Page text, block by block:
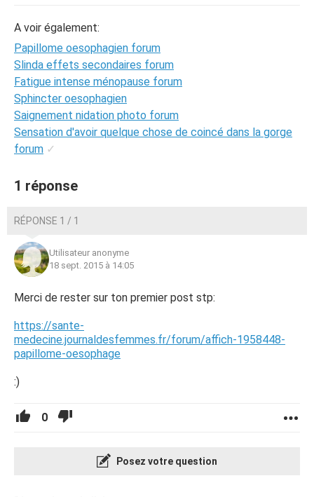
A voir également:
Papillome oesophagien forum
Slinda effets secondaires forum
Fatigue intense ménopause forum
Sphincter oesophagien
Saignement nidation photo forum
Sensation d'avoir quelque chose de coincé dans la gorge
forum ✓
1 réponse
RÉPONSE 1 / 1
Utilisateur anonyme
18 sept. 2015 à 14:05
Merci de rester sur ton premier post stp:
https://sante-
medecine.journaldesfemmes.fr/forum/affich-1958448-
papillome-oesophage
:)
0
Posez votre question